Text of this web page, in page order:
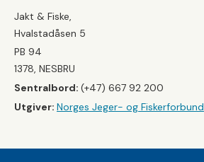
Jakt & Fiske,
Hvalstadåsen 5
PB 94
1378, NESBRU
Sentralbord: (+47) 667 92 200
Utgiver: Norges Jeger- og Fiskerforbund